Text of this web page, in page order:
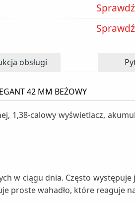
obsługi
42 MM BEŻOWY
1,38-calowy wyświetlacz,
w ciągu dnia. Często
proste wahadło, które reaguje